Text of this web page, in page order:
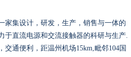
家集设计，研发，生产，销售与一体的
于直流电源和交流接触器的科研与生产.
交通便利，距温州机场15km,毗邻104国